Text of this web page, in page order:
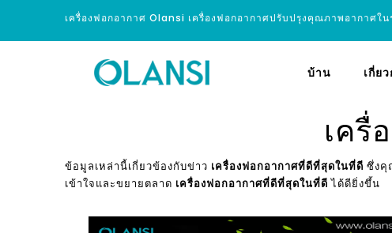
เครื่องฟอกอากาศ Olansi เครื่องฟอกอากาศปรับปรุงคุณภาพอากาศใ
บ้าน เกี่ย
เครื่
ข้อมูลเหล่านี้เกี่ยวข้องกับข่าว เครื่องฟอกอากาศที่ดีที่สุดในที่ดี ซึ่งคุ
เข้าใจและขยายตลาด เครื่องฟอกอากาศที่ดีที่สุดในที่ดี ได้ดียิ่งขึ้น